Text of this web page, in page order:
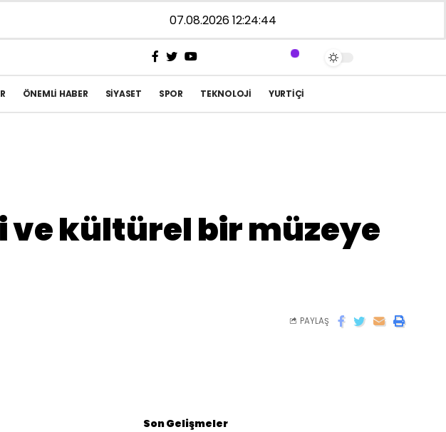
07.08.2026 12:24:44
ÖNEMLI HABER SIYASET SPOR TEKNOLOJI YURTIÇI
ve kültürel bir müzeye
PAYLAŞ
Son Gelişmeler